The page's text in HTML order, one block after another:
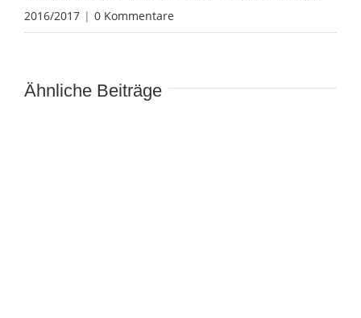
2016/2017 | 0 Kommentare
Ähnliche Beiträge